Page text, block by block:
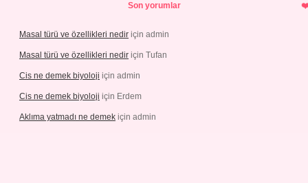
Son yorumlar
Masal türü ve özellikleri nedir için admin
Masal türü ve özellikleri nedir için Tufan
Cis ne demek biyoloji için admin
Cis ne demek biyoloji için Erdem
Aklıma yatmadı ne demek için admin